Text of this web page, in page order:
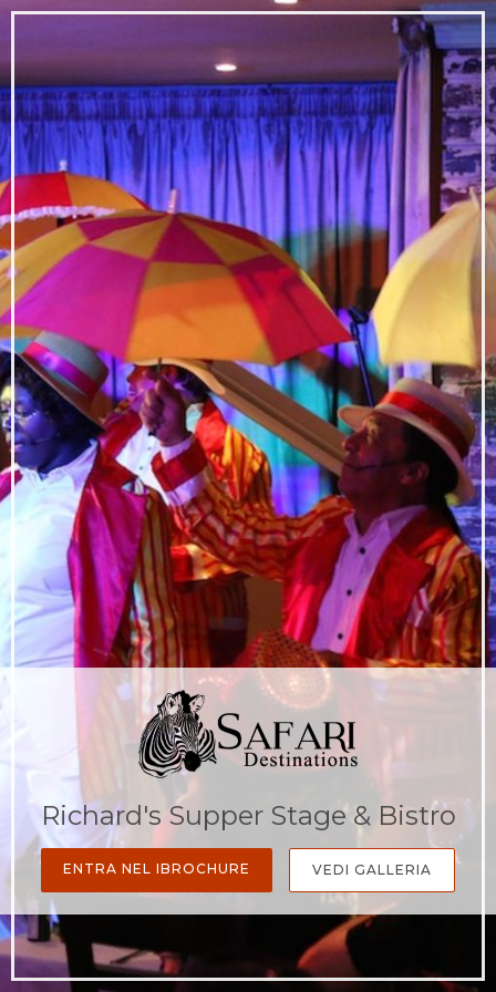
Richard's Supper Stage & Bistro
ENTRA NEL IBROCHURE VEDI GALLERIA